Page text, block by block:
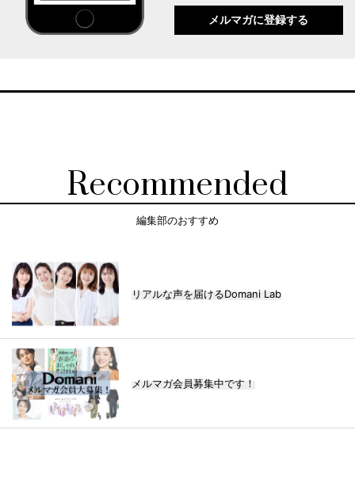
メルマガに登録する
Recommended
編集部のおすすめ
リアルな声を届けるDomani Lab
メルマガ会員募集中です！